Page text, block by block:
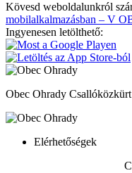
Kövesd weboldalunkról
mobilalkalmazásban – V
Ingyenesen letölthető:
Obec Ohrady
Elérhetőségek